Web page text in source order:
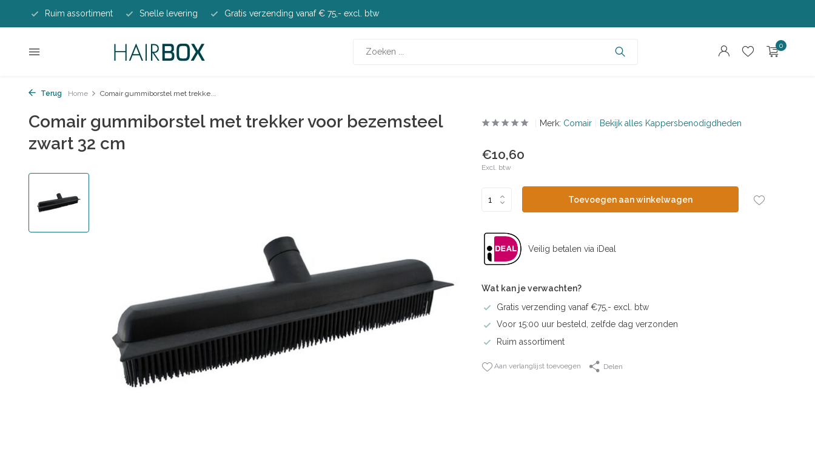
Ruim assortiment Snelle levering Gratis verzending vanaf € 75,- excl. btw
0
Terug Home Comair gummiborstel met trekke...
Comair gummiborstel met trekker voor bezemsteel
zwart 32 cm
Merk: Comair Bekijk alles Kappersbenodigdheden
€10,60
Excl. btw
Toevoegen aan winkelwagen
Veilig betalen via iDeal
Wat kan je verwachten?
Gratis verzending vanaf €75,- excl. btw
Voor 15:00 uur besteld, zelfde dag verzonden
Ruim assortiment
Aan verlanglijst toevoegen Delen